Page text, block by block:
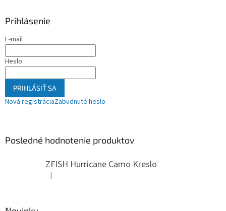
Prihlásenie
E-mail
Heslo
PRIHLÁSIŤ SA
Nová registráciaZabudnuté heslo
Posledné hodnotenie produktov
ZFISH Hurricane Camo Kreslo
Hodnotenie produktu je 5 z 5 hviezdičiek.
|